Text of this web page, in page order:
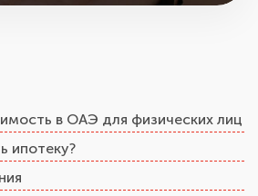
в ОАЭ для физических лиц
ипотеку?